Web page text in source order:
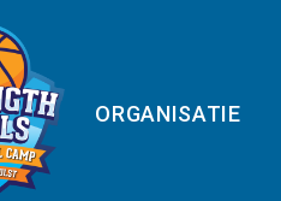
ORGANISATIE